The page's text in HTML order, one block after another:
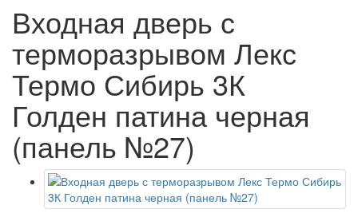
Входная дверь с
терморазрывом Лекс
Термо Сибирь 3К
Голден патина черная
(панель №27)